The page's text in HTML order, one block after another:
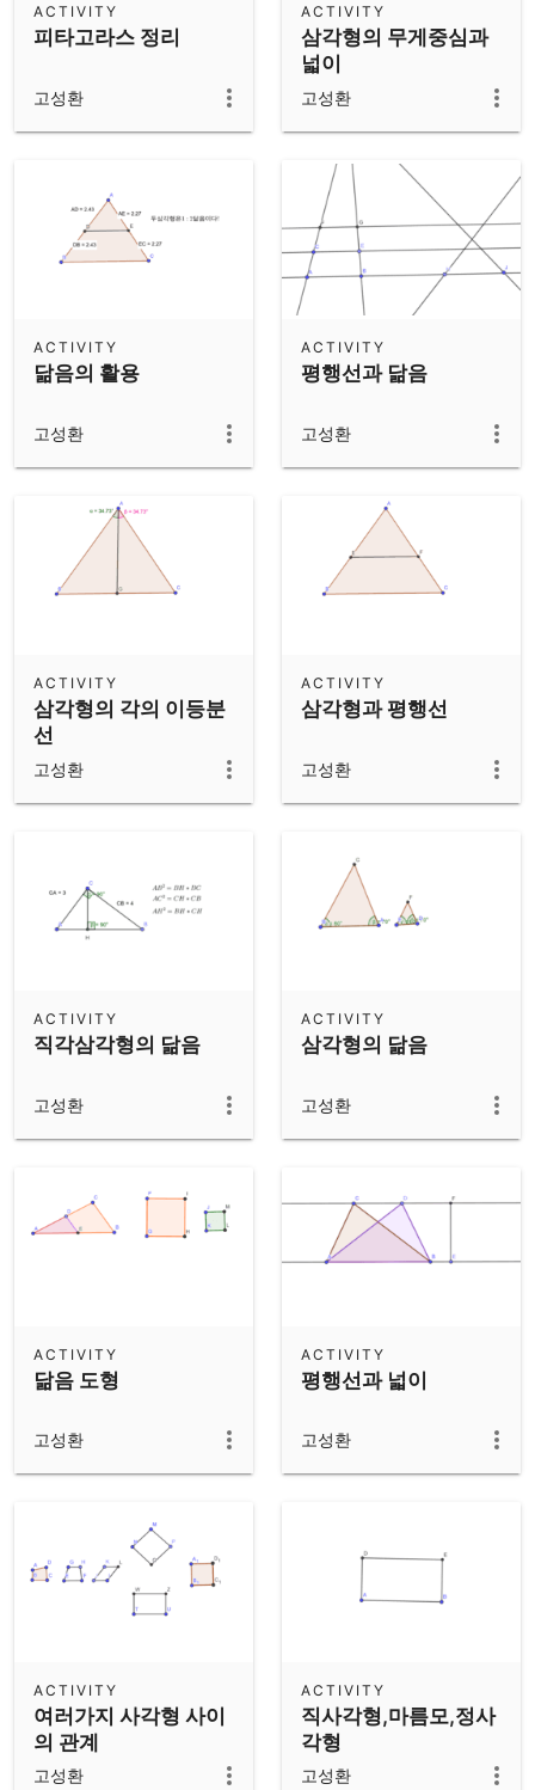
피타고라스 정리
ACTIVITY
고성환
삼각형의 무게중심과
넓이
ACTIVITY
고성환
닮음의 활용
ACTIVITY
고성환
평행선과 닮음
ACTIVITY
고성환
삼각형의 각의 이등분
선
ACTIVITY
고성환
삼각형과 평행선
ACTIVITY
고성환
직각삼각형의 닮음
ACTIVITY
고성환
삼각형의 닮음
ACTIVITY
고성환
닮음 도형
ACTIVITY
고성환
평행선과 넓이
ACTIVITY
고성환
여러가지 사각형 사이
의 관계
ACTIVITY
고성환
직사각형,마름모,정사
각형
ACTIVITY
고성환